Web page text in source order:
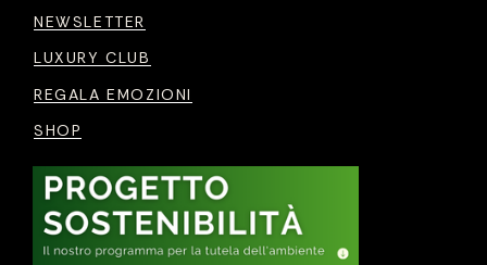
NEWSLETTER
LUXURY CLUB
REGALA EMOZIONI
SHOP